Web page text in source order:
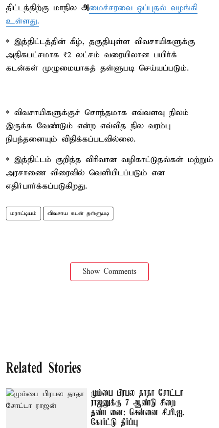
திட்டத்திற்கு மாநில அமைச்சரவை ஒப்புதல் வழங்கி
உள்ளது.
* இத்திட்டத்தின் கீழ், தகுதியுள்ள விவசாயிகளுக்கு
அதிகபட்சமாக ₹2 லட்சம் வரையிலான பயிர்க்
கடன்கள் முழுமையாகத் தள்ளுபடி செய்யப்படும்.
* விவசாயிகளுக்குச் சொந்தமாக எவ்வளவு நிலம்
இருக்க வேண்டும் என்ற எவ்வித நில வரம்பு
நிபந்தனையும் விதிக்கப்படவில்லை.
* இத்திட்டம் குறித்த விரிவான வழிகாட்டுதல்கள் மற்றும்
அரசாணை விரைவில் வெளியிடப்படும் என
எதிர்பார்க்கப்படுகிறது.
மராட்டியம் விவசாய கடன் தள்ளுபடி
Show Comments
Related Stories
மும்பை பிரபல தாதா சோட்டா
ராஜனுக்கு 7 ஆண்டு சிறை
தண்டனை: சென்னை சி.பி.ஐ.
கோர்ட்டு தீர்ப்பு